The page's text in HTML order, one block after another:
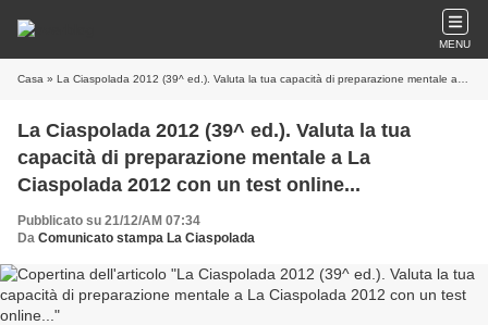
MENU
Casa » La Ciaspolada 2012 (39^ ed.). Valuta la tua capacità di preparazione mentale a La Ciaspolada 2012 con un test online...
La Ciaspolada 2012 (39^ ed.). Valuta la tua
capacità di preparazione mentale a La
Ciaspolada 2012 con un test online...
Pubblicato su 21/12/AM 07:34
Da Comunicato stampa La Ciaspolada